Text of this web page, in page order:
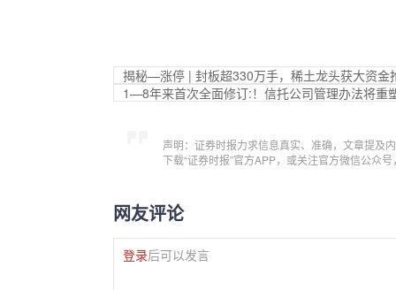
揭秘—涨停 | 封板超330万手，稀土龙头获大资金
1—8年来首次全面修订:！信托公司管理办法将重
声明：证券时报力求信息真实、准确，文章提及
下载“证券时报”官方APP，或关注官方微信公众
网友评论
登录后可以发言